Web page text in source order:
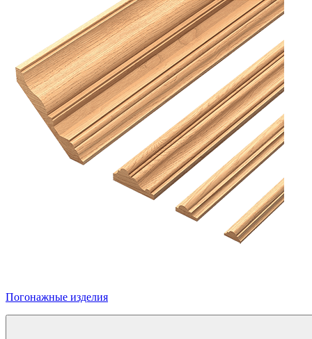
Погонажные изделия